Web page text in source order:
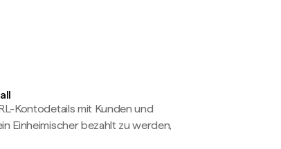
Kontodetails mit Kunden und
Einheimischer bezahlt zu werden,